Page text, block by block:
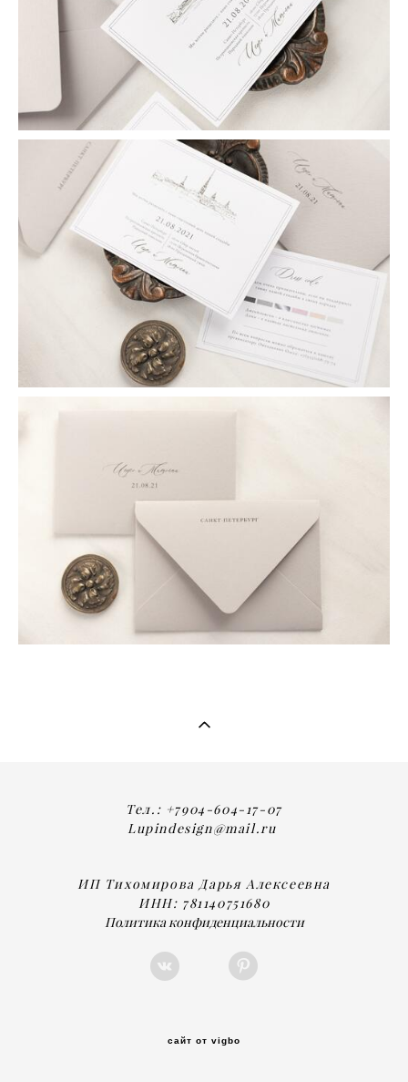
Тел.: +7904-604-17-07
Lupindesign@mail.ru
ИП Тихомирова Дарья Алексеевна
ИНН: 781140751680
Политика конфиденциальности
сайт от vigbo